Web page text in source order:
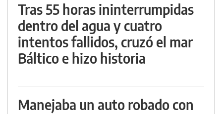
Tras 55 horas ininterrumpidas
dentro del agua y cuatro
intentos fallidos, cruzó el mar
Báltico e hizo historia
Manejaba un auto robado con